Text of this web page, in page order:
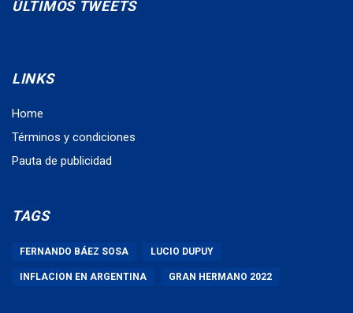
ÚLTIMOS TWEETS
LINKS
Home
Términos y condiciones
Pauta de publicidad
TAGS
FERNANDO BÁEZ SOSA LUCIO DUPUY
INFLACION EN ARGENTINA GRAN HERMANO 2022